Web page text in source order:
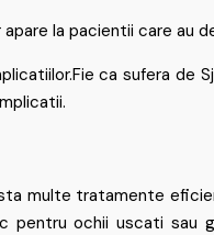
la pacientii care au
ca sufera de
multe tratamente
ochii uscati sau